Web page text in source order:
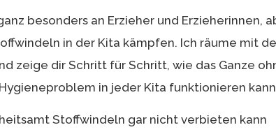
besonders an Erzieher und Erzieherinnen,
in der Kita kämpfen. Ich räume mit
zeige dir Schritt für Schritt, wie das Ganze
in jeder Kita funktionieren
Stoffwindeln gar nicht verbieten kann